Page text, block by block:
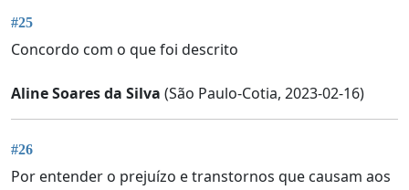
#25
Concordo com o que foi descrito
Aline Soares da Silva (São Paulo-Cotia, 2023-02-16)
#26
Por entender o prejuízo e transtornos que causam aos